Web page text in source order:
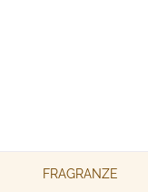
FRAGRANZE